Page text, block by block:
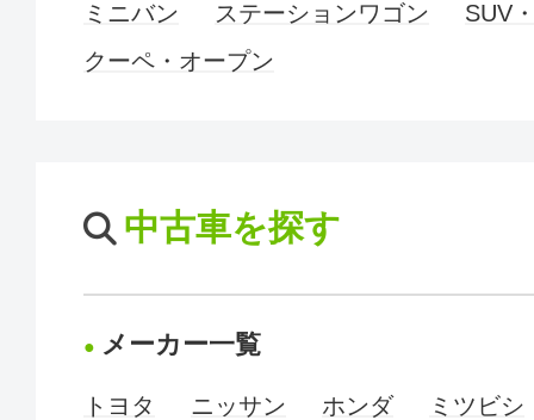
ミニバン
ステーションワゴン
SUV
クーペ・オープン
中古車を探す
メーカー一覧
トヨタ ニッサン ホンダ
ミツビシ